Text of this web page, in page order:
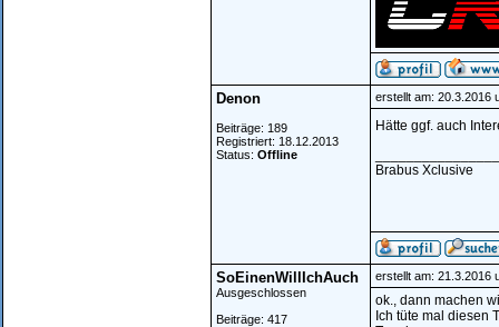
Denon
Beiträge: 189
Registriert: 18.12.2013
Status: Offline
erstellt am: 20.3.2016
Hätte ggf. auch
Brabus Xclusive
SoEinenWillIchAuch
Ausgeschlossen
Beiträge: 417
erstellt am: 21.3.2016
ok., dann machen
Ich tüte mal diesen